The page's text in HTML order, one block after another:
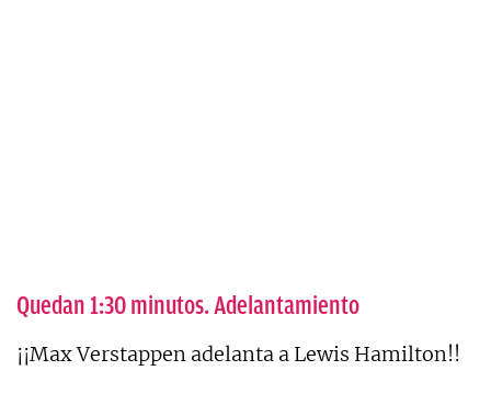
Quedan 1:30 minutos. Adelantamiento
¡¡Max Verstappen adelanta a Lewis Hamilton!!